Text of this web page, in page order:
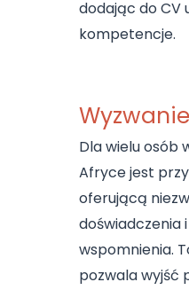
dodając do CV
kompetencje.
Dla wielu osób
Afryce jest
oferującą
doświadczenia
wspomnienia.
pozwala wyjść